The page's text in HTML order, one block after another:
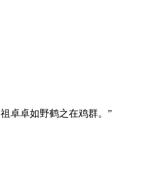
卓卓如野鹤之在鸡群。”